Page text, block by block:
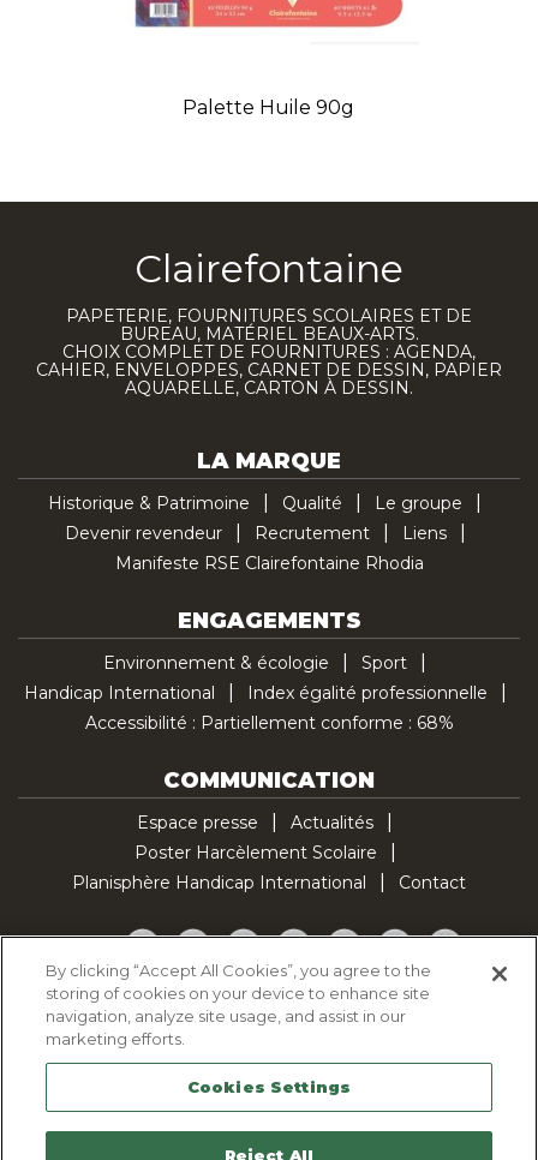
Palette Huile 90g
Clairefontaine
PAPETERIE, FOURNITURES SCOLAIRES ET DE
BUREAU, MATÉRIEL BEAUX-ARTS.
CHOIX COMPLET DE FOURNITURES : AGENDA,
CAHIER, ENVELOPPES, CARNET DE DESSIN, PAPIER
AQUARELLE, CARTON À DESSIN.
LA MARQUE
Historique & Patrimoine Qualité
Le groupe
Devenir revendeur
Recrutement
Liens
Manifeste RSE Clairefontaine Rhodia
ENGAGEMENTS
Environnement & écologie
Sport
Handicap International
Index égalité professionnelle
Accessibilité : Partiellement conforme : 68%
COMMUNICATION
Espace presse
Actualités
Poster Harcèlement Scolaire
Planisphère Handicap International
Contact
Facebook
TwitterYouTubePinterestInstagramLinkedInTikTok
Politique d'utilisation des cookies
Politique de confidentialité
Mentions légales
Plan du site
Contactez-nous
By clicking “Accept All Cookies”, you agree to the
storing of cookies on your device to enhance site
navigation, analyze site usage, and assist in our
marketing efforts.
Cookies Settings
Reject All